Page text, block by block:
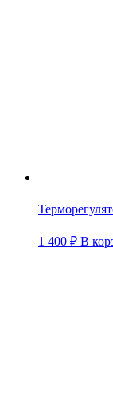
1 400 ₽ В